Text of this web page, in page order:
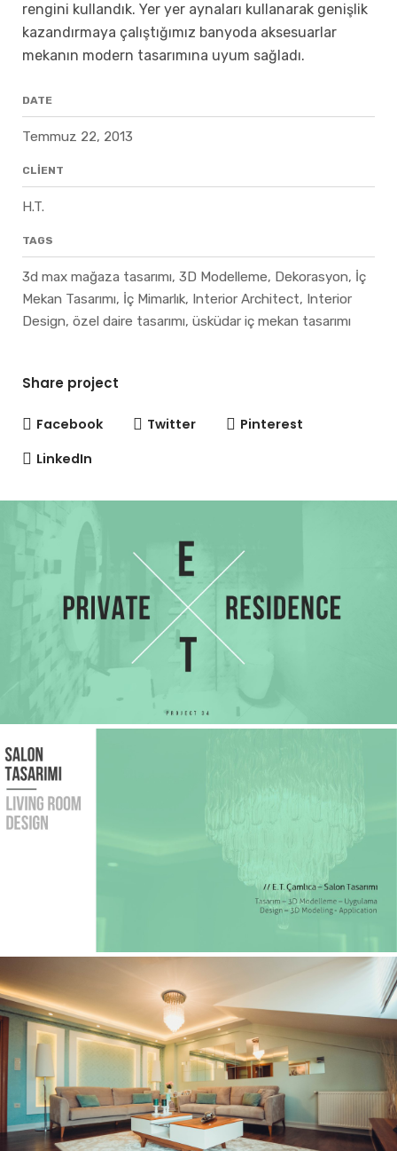
rengini kullandık. Yer yer aynaları kullanarak genişlik
kazandırmaya çalıştığımız banyoda aksesuarlar
mekanın modern tasarımına uyum sağladı.
DATE
Temmuz 22, 2013
CLIENT
H.T.
TAGS
3d max mağaza tasarımı, 3D Modelleme, Dekorasyon, İç
Mekan Tasarımı, İç Mimarlık, Interior Architect, Interior
Design, özel daire tasarımı, üsküdar iç mekan tasarımı
Share project
Facebook Twitter
Pinterest
LinkedIn